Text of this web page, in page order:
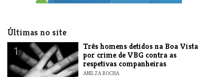
Últimas no site
1
Três homens detidos na Boa Vista
por crime de VBG contra as
respetivas companheiras
ANILZA ROCHA